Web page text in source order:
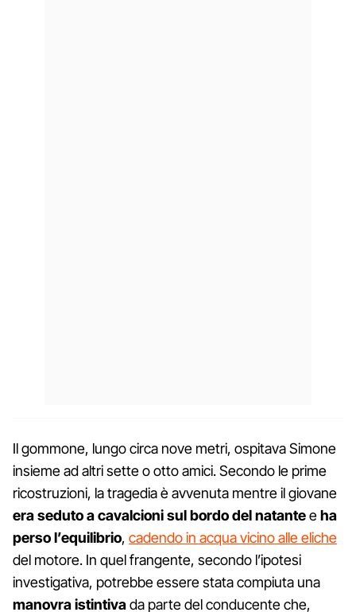
Il gommone, lungo circa nove metri, ospitava Simone
insieme ad altri sette o otto amici. Secondo le prime
ricostruzioni, la tragedia è avvenuta mentre il giovane
era seduto a cavalcioni sul bordo del natanteeha
perso l’equilibrio, cadendo in acqua vicino alle eliche
del motore. In quel frangente, secondo l’ipotesi
investigativa, potrebbe essere stata compiuta una
manovra istintivada parte del conducente che,